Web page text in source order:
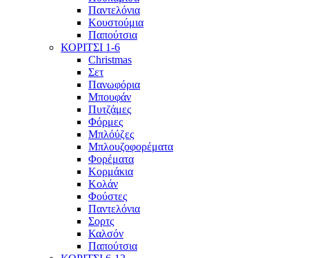
Παντελόνια
Κουστούμια
Παπούτσια
ΚΟΡΙΤΣΙ 1-6
Christmas
Σετ
Πανωφόρια
Μπουφάν
Πυτζάμες
Φόρμες
Μπλόύζες
Μπλουζοφορέματα
Φορέματα
Κορμάκια
Κολάν
Φούστες
Παντελόνια
Σορτς
Καλσόν
Παπούτσια